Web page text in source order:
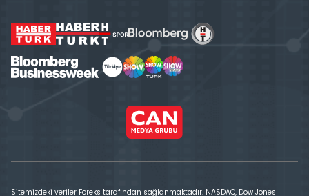
Sitemizdeki veriler Foreks tarafından sağlanmaktadır. NASDAQ, Dow Jones